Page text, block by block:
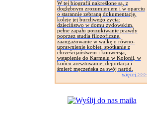
W tej biografii nakreślone są, z
dogłębnym zrozumieniem i w oparciu
o starannie zebraną dokumentację,
koleje jej burzliwego życia:
dzieciństwo w domu żydowskim,
pełne zapału poszukiwanie prawdy
poprzez studia filozoficzne,
zaangażowanie w walkę o równo-
uprawnienie kobiet, spotkanie z
chrześcijaństwem i konwersja,
wstąpienie do Karmelu w Kolonii, w
końcu aresztowanie, deportacja i
śmierć męczeńska za swój naród.
więcej >>>